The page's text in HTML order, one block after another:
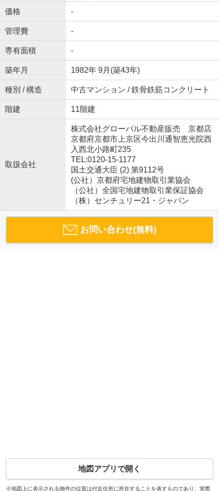
価格 -
管理費 -
専有面積 -
築年月 1982年 9月(築43年)
種別 / 構造 中古マンション / 鉄骨鉄筋コンクリート
階建 11階建
取扱会社
株式会社グローバル不動産販売 京都店
京都府京都市上京区今出川通智恵光院西
入西北小路町235
TEL:0120-15-1177
国土交通大臣 (2) 第9112号
(公社）京都府宅地建物取引業協会
（公社）全国宅地建物取引業保証協会
（株）センチュリー21・ジャパン
お問い合わせ(無料)
地図アプリで開く
※地図上に表示される物件の位置は付近住所に所在することを表すものであり、実際